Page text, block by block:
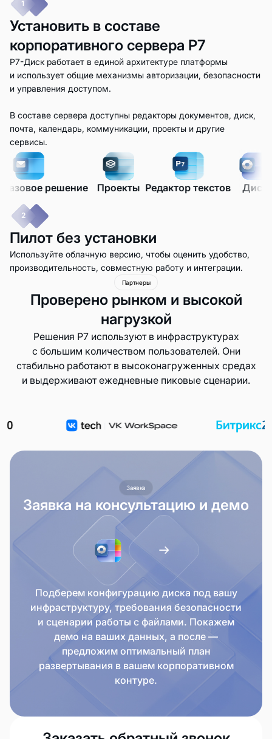
1
Установить в составе
корпоративного сервера Р7
Р7-Диск работает в единой архитектуре платформы
и использует общие механизмы авторизации, безопасности
и управления доступом.
В составе сервера доступны редакторы документов, диск,
почта, календарь, коммуникации, проекты и другие
сервисы.
Диск Календарь
Проекты Редактор текстов
2
Пилот без установки
Используйте облачную версию, чтобы оценить удобство,
производительность, совместную работу и интеграции.
Партнеры
Проверено рынком и высокой
нагрузкой
Решения Р7 используют в инфраструктурах
с большим количеством пользователей. Они
стабильно работают в высоконагруженных средах
и выдерживают ежедневные пиковые сценарии.
Заявка
Заявка на консультацию и демо
Подберем конфигурацию диска под вашу
инфраструктуру, требования безопасности
и сценарии работы с файлами. Покажем
демо на ваших данных, а после —
предложим оптимальный план
развертывания в вашем корпоративном
контуре.